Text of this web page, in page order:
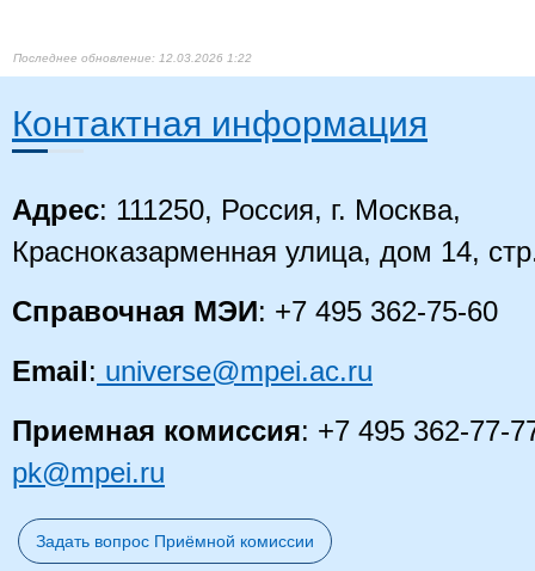
12.03.2026 1:22
Контактная информация
Адрес: 111250, Россия, г. Москва,
Красноказарменная улица, дом 14,
Справочная МЭИ: +7 495 362-75-60
Email: universe@mpei.ac.ru
Приемная комиссия: +7 495 362-77-
pk@mpei.ru
Задать вопрос Приёмной комиссии